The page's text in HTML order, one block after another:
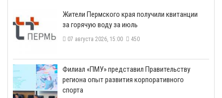
​Жители Пермского края получили квитанции
за горячую воду за июль
07 августа 2026, 15:00 450
​Филиал «ПМУ» представил Правительству
региона опыт развития корпоративного
спорта